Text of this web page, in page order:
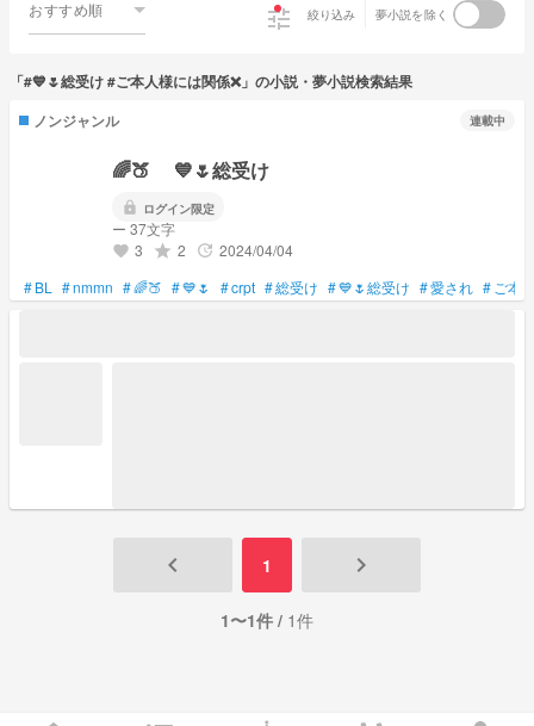
おすすめ順 tune 絞り込み 夢小説を除く
「#💙🌷総受け #ご本人様には関係❌」の小説・夢小説検索結果
ノンジャンル
連載中
🌈🍑 💙🌷総受け
lock ログイン限定
ー 37文字
favorite 3 grade 2 update 2024/04/04
#BL #nmmn #🌈🍑 #💙🌷 #crpt #総受け #💙🌷総受け #愛され # ご本
keyboard_arrow_left 1 keyboard_arrow_right
1〜1件 / 1件